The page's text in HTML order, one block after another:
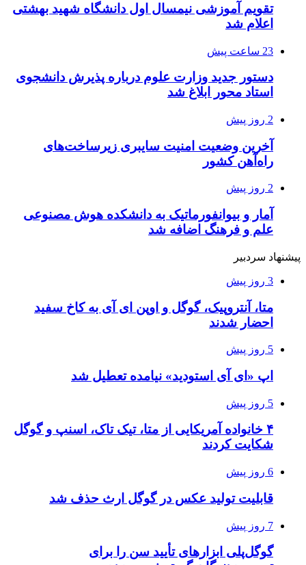
تقویم آموزشی نیمسال اول دانشگاه شهید بهشتی
اعلام شد
23 ساعت پیش
دستور جدید وزارت علوم درباره پذیرش دانشجوی
استاد محور ابلاغ شد
2 روز پیش
آخرین وضعیت امنیت سایبری زیرساخت‌های
راه‌آهن کشور
2 روز پیش
آمار و بیوانفورماتیک به دانشکده هوش مصنوعی
علم و فرهنگ اضافه شد
پیشنهاد سردبیر
3 روز پیش
متا، آنتروپیک، گوگل و اوپن ای آی به کاخ سفید
احضار شدند
5 روز پیش
اپ «ای آی استودید» نیامده تعطیل شد
5 روز پیش
۴ خانواده آمریکایی از متا، تیک تاک، اسنپ و گوگل
شکایت کردند
6 روز پیش
قابلیت تولید عکس در گوگل ارث حذف شد
7 روز پیش
گوگل‌پلی ابزارهای تأیید سن را برای